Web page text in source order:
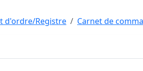
d'ordre/Registre Carnet de